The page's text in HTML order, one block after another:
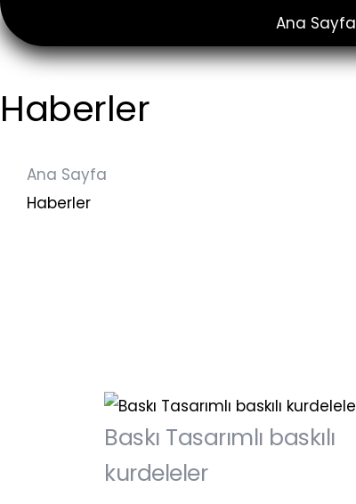
Ana Sayfa
Haberler
Ana Sayfa
Haberler
Baskı Tasarımlı baskılı
kurdeleler